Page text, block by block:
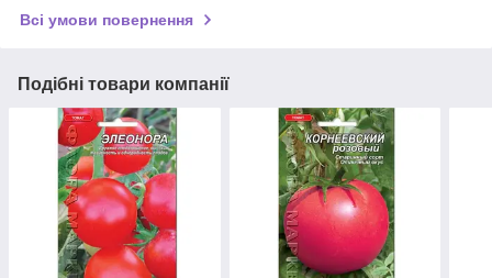
Всі умови повернення
Подібні товари компанії